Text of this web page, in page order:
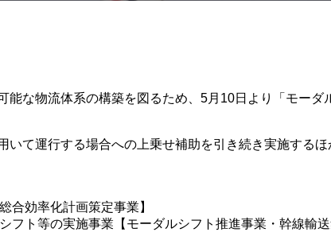
な物流体系の構築を図るため、5月10日より「モー
て運行する場合への上乗せ補助を引き続き実施する
合効率化計画策定事業】
フト等の実施事業【モーダルシフト推進事業・幹線輸